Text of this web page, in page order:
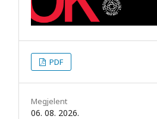
PDF
Megjelent
06. 08. 2026.